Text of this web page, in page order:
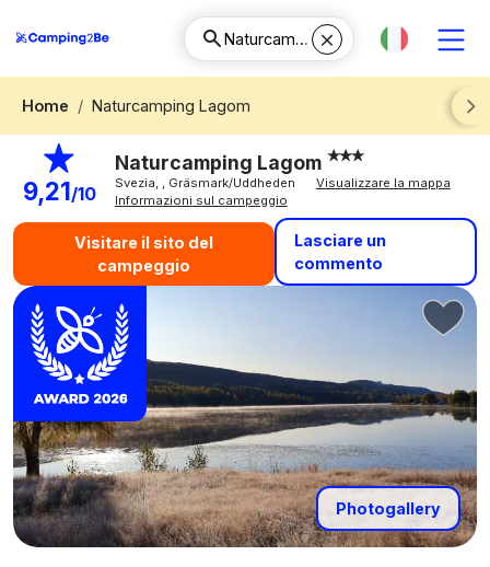
Home
Naturcamping Lagom
Next
9,21/10
Naturcamping Lagom
Svezia, , Gräsmark/Uddheden
Visualizzare la mappa
Informazioni sul campeggio
Visitare il sito del
campeggio
Lasciare un
commento
Photogallery